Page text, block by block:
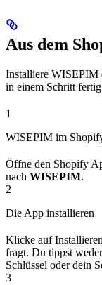
Aus dem
Installiere WISEPIM
in einem Schritt
1
WISEPIM im
Öffne den Shopify
nach WISEPIM.
2
Die App installieren
Klicke auf
fragt. Du tippst
Schlüssel oder dein
3